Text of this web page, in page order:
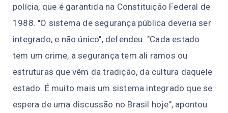
polícia, que é garantida na Constituição Federal de
1988. "O sistema de segurança pública deveria ser
integrado, e não único", defendeu. "Cada estado
tem um crime, a segurança tem ali ramos ou
estruturas que vêm da tradição, da cultura daquele
estado. É muito mais um sistema integrado que se
espera de uma discussão no Brasil hoje", apontou